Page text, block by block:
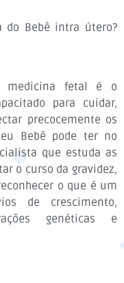
do Bebê intra útero?
medicina fetal é o
para cuidar,
precocemente os
Bebê pode ter no
que estuda as
o curso da gravidez,
o que é um
de crescimento,
genéticas e